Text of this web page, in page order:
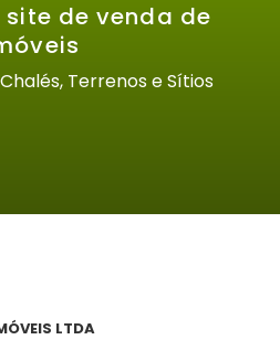
de venda de
Terrenos e Sítios
LTDA